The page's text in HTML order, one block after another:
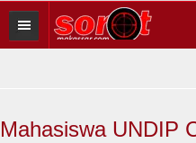
Mahasiswa UNDIP